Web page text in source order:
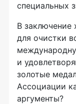
специальных
В заключение
для очистки
и
золотые
Ассоциации
аргументы?